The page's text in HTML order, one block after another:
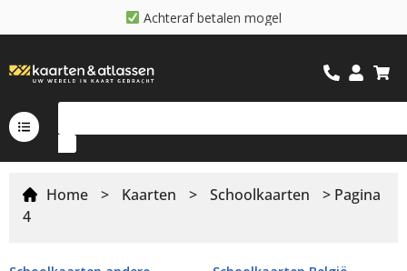
f betalen mog
Niet goe
Home > Kaarten > Schoolkaarten
> Pagina
4